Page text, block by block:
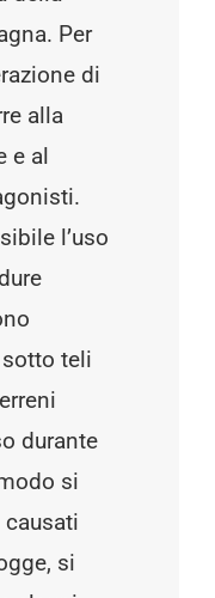
Per
di
alla
e al
l’uso
teli
durante
si
si